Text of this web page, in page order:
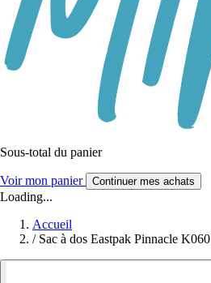
Sous-total du panier
Voir mon panier Continuer mes achats
Loading...
Accueil
/ Sac à dos Eastpak Pinnacle K060